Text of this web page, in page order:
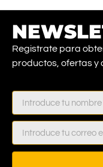
Registrate para
productos, ofertas y